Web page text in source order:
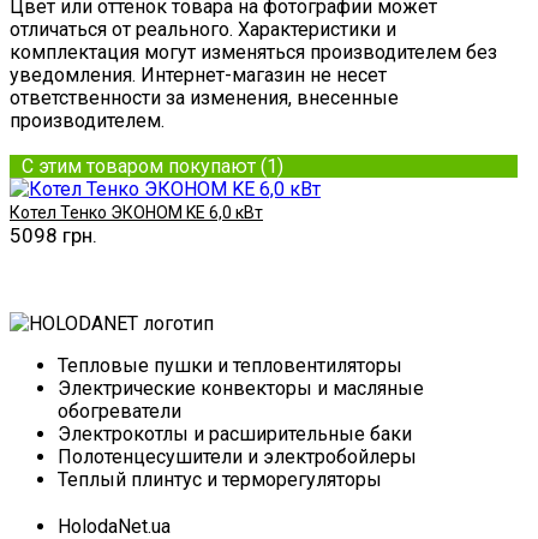
Цвет или оттенок товара на фотографии может
отличаться от реального. Характеристики и
комплектация могут изменяться производителем без
уведомления. Интернет-магазин не несет
ответственности за изменения, внесенные
производителем.
С этим товаром покупают (1)
Котел Тенко ЭКОНОМ KE 6,0 кВт
5098 грн.
Тепловые пушки и тепловентиляторы
Электрические конвекторы и масляные
обогреватели
Электрокотлы и расширительные баки
Полотенцесушители и электробойлеры
Теплый плинтус и терморегуляторы
HolodaNet.ua